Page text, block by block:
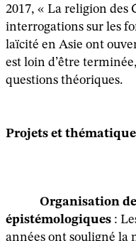
2017, « La religion des
interrogations sur les
laïcité en Asie ont
est loin d’être
questions théoriques.
Projets et
Organisation
épistémologiques :
années ont souligné la